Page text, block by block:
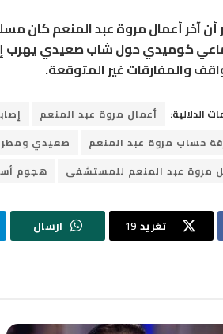
أن آخر أعمال مروة عبد المنعم كان
كوميدي حول شاب صعيدي يهرب
والمفارقات غير المتوقعة.
الدلالية: أعمال مروة عبد المنعم
حساب مروة عبد المنعم
صعيدي
مروة عبد المنعم للمستشفى
هجوم
تغريد 19 ارسال